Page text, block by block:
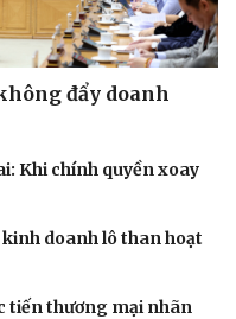
đẩy doanh
Khi chính quyền xoay
doanh lô than hoạt
tiến thương mại nhãn